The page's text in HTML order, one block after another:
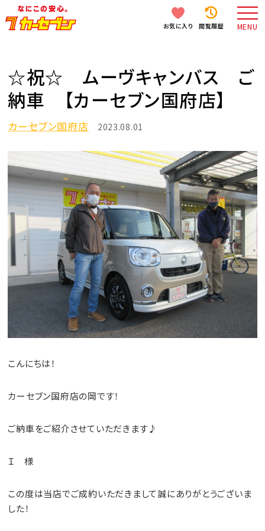
お気に入り 閲覧履歴 MENU
☆祝☆ ムーヴキャンバス ご
納車 【カーセブン国府店】
カーセブン国府店 2023.08.01
こんにちは！
カーセブン国府店の岡です！
ご納車をご紹介させていただきます♪
Ｉ 様
この度は当店でご成約いただきまして誠にありがとうございま
した！